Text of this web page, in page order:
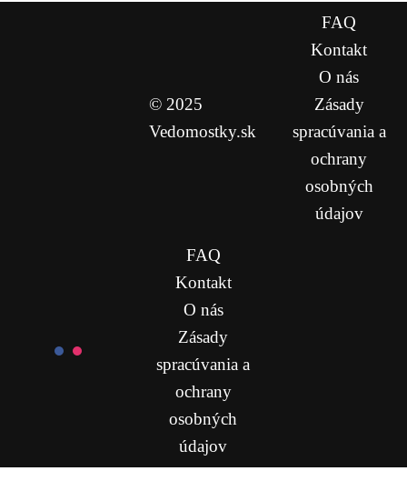
© 2025
Vedomostky.sk
FAQ
Kontakt
O nás
Zásady
spracúvania a
ochrany
osobných
údajov
FAQ
Kontakt
O nás
Zásady
spracúvania a
ochrany
osobných
údajov